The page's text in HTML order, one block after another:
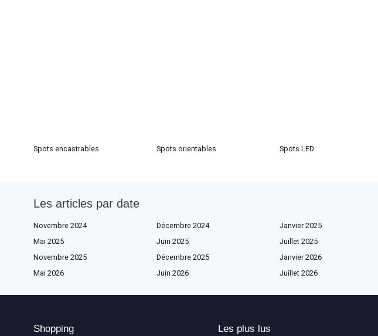
Spots encastrables Spots orientables Spots LED
Les articles par date
Novembre 2024 Décembre 2024 Janvier 2025
Mai 2025
Juin 2025 Juillet 2025
Novembre 2025
Décembre 2025 Janvier 2026
Mai 2026
Juin 2026 Juillet 2026
Shopping Les plus lus